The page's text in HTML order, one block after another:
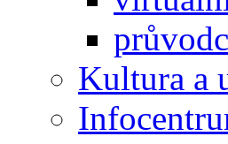
Kultura a